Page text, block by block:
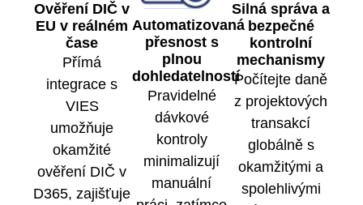
Ověření DIČ v
EU v reálném
čase
Přímá
integrace s
VIES
umožňuje
okamžité
ověření DIČ v
D365, zajišťuje
Automatizovaná
přesnost s
plnou
dohledatelností
Pravidelné
dávkové
kontroly
minimalizují
manuální
Silná správa a
bezpečné
kontrolní
mechanismy
Počítejte daně
z projektových
transakcí
globálně s
okamžitými a
spolehlivými